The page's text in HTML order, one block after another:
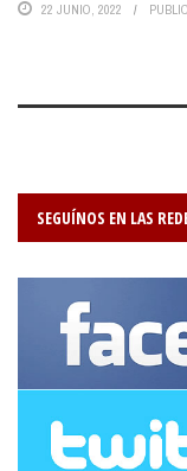
22 JUNIO, 2022
SEGUÍNOS EN LAS